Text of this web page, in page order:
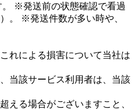
※発送前の状態確認で看過
。 ※発送件数が多い時や、
れによる損害について当社は
当該サービス利用者は、当該
える場合がございますこと、